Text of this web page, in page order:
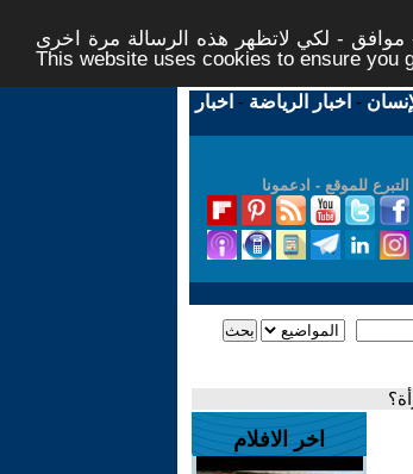
- لكي لاتظهر هذه الرسالة مرة اخرى -
This website uses cookies to ensure you
- اخبار الرياضة - اخبار
التبرع للموقع - ادعمونا
اخر الافلام